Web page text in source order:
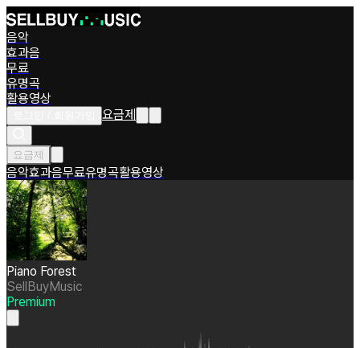
음악
효과음
무료
유명곡
활용영상
요금제
요금제
음악효과음무료유명곡활용영상
Piano Forest
SellBuyMusic
Premium